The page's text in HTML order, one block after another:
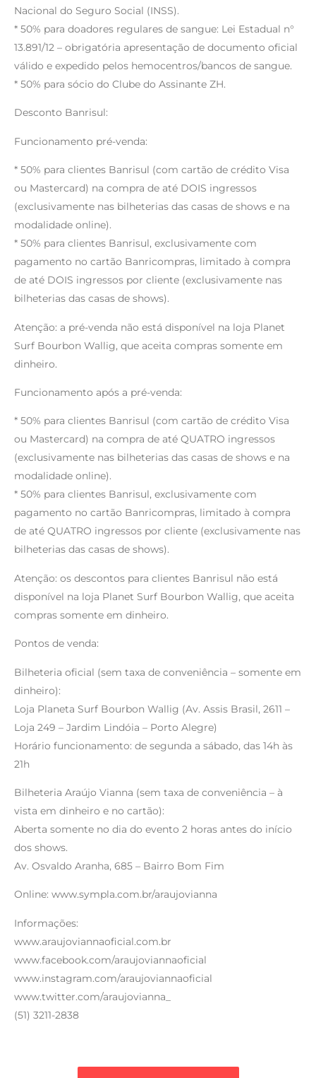
Nacional do Seguro Social (INSS).
* 50% para doadores regulares de sangue: Lei Estadual n°
13.891/12 – obrigatória apresentação de documento oficial
válido e expedido pelos hemocentros/bancos de sangue.
* 50% para sócio do Clube do Assinante ZH.
Desconto Banrisul:
Funcionamento pré-venda:
* 50% para clientes Banrisul (com cartão de crédito Visa
ou Mastercard) na compra de até DOIS ingressos
(exclusivamente nas bilheterias das casas de shows e na
modalidade online).
* 50% para clientes Banrisul, exclusivamente com
pagamento no cartão Banricompras, limitado à compra
de até DOIS ingressos por cliente (exclusivamente nas
bilheterias das casas de shows).
Atenção: a pré-venda não está disponível na loja Planet
Surf Bourbon Wallig, que aceita compras somente em
dinheiro.
Funcionamento após a pré-venda:
* 50% para clientes Banrisul (com cartão de crédito Visa
ou Mastercard) na compra de até QUATRO ingressos
(exclusivamente nas bilheterias das casas de shows e na
modalidade online).
* 50% para clientes Banrisul, exclusivamente com
pagamento no cartão Banricompras, limitado à compra
de até QUATRO ingressos por cliente (exclusivamente nas
bilheterias das casas de shows).
Atenção: os descontos para clientes Banrisul não está
disponível na loja Planet Surf Bourbon Wallig, que aceita
compras somente em dinheiro.
Pontos de venda:
Bilheteria oficial (sem taxa de conveniência – somente em
dinheiro):
Loja Planeta Surf Bourbon Wallig (Av. Assis Brasil, 2611 –
Loja 249 – Jardim Lindóia – Porto Alegre)
Horário funcionamento: de segunda a sábado, das 14h às
21h
Bilheteria Araújo Vianna (sem taxa de conveniência – à
vista em dinheiro e no cartão):
Aberta somente no dia do evento 2 horas antes do início
dos shows.
Av. Osvaldo Aranha, 685 – Bairro Bom Fim
Online: www.sympla.com.br/araujovianna
Informações:
www.araujoviannaoficial.com.br
www.facebook.com/araujoviannaoficial
www.instagram.com/araujoviannaoficial
www.twitter.com/araujovianna_
(51) 3211-2838